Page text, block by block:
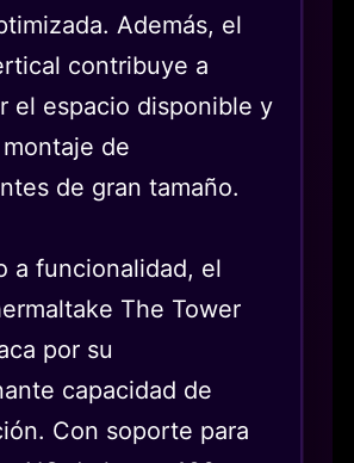
Además, el
contribuye a
el espacio disponible y
de
de gran tamaño.
a funcionalidad, el
The Tower
por su
capacidad de
Con soporte para